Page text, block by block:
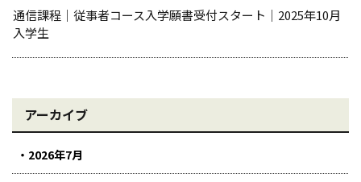
通信課程｜従事者コース入学願書受付スタート｜2025年10月
入学生
アーカイブ
2026年7月